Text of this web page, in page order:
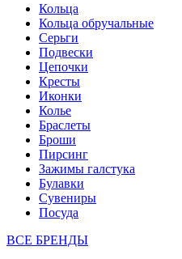
Кольца
Кольца обручальные
Серьги
Подвески
Цепочки
Кресты
Иконки
Колье
Браслеты
Броши
Пирсинг
Зажимы галстука
Булавки
Сувениры
Посуда
ВСЕ БРЕНДЫ